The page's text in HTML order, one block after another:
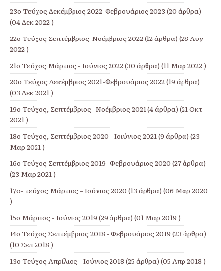
23ο Τεύχος Δεκέμβριος 2022-Φεβρουάριος 2023 (20 άρθρα)
(04 Δεκ 2022 )
22ο Τεύχος Σεπτέμβριος-Νοέμβριος 2022(12 άρθρα) (28 Αυγ
2022 )
21ο Τεύχος Μάρτιος - Ιούνιος 2022(30 άρθρα) (11 Μαρ 2022 )
20ο Τεύχος Δεκέμβριος 2021-Φεβρουάριος 2022(19 άρθρα)
(03 Δεκ 2021 )
19ο Τεύχος, Σεπτέμβριος -Νοέμβριος 2021 (4 άρθρα) (21 Οκτ
2021 )
18ο Τεύχος, Σεπτέμβριος 2020 - Ιοιύνιος 2021 (9 άρθρα) (23
Μαρ 2021 )
16ο Τεύχος Σεπτέμβριος 2019- Φεβρουάριος 2020 (27 άρθρα)
(23 Μαρ 2021 )
17o- τεύχος Μάρτιος – Ιούνιος 2020 (13 άρθρα) (06 Μαρ 2020
)
15ο Μάρτιος - Ιούνιος 2019 (29 άρθρα) (01 Μαρ 2019 )
14ο Τεύχος Σεπτέμβριος 2018 - Φεβρουάριος 2019 (23 άρθρα)
(10 Σεπ 2018 )
13ο Τεύχος Απρίλιος - Ιούνιος 2018 (25 άρθρα) (05 Απρ 2018 )